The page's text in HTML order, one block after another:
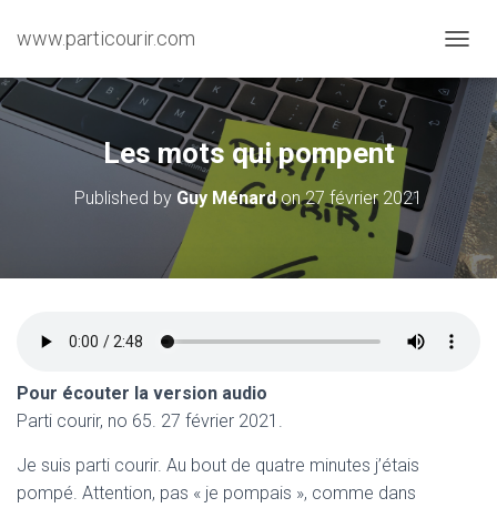
www.particourir.com
U
V
R
I
R
/
F
E
M
Les mots qui pompent
Published by Guy Ménardon27 février 2021
Pour écouter la version audio
Parti courir, no 65. 27 février 2021.
Je suis parti courir. Au bout de quatre minutes j’étais
pompé. Attention, pas « je pompais », comme dans